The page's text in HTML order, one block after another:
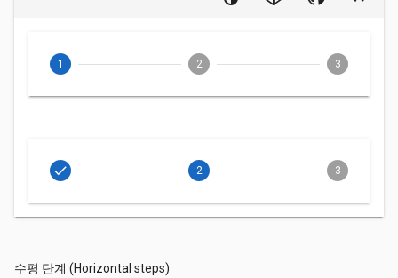
1 2 3
check 2 3
수평 단계 (Horizontal steps)